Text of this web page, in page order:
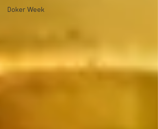
Doker Week